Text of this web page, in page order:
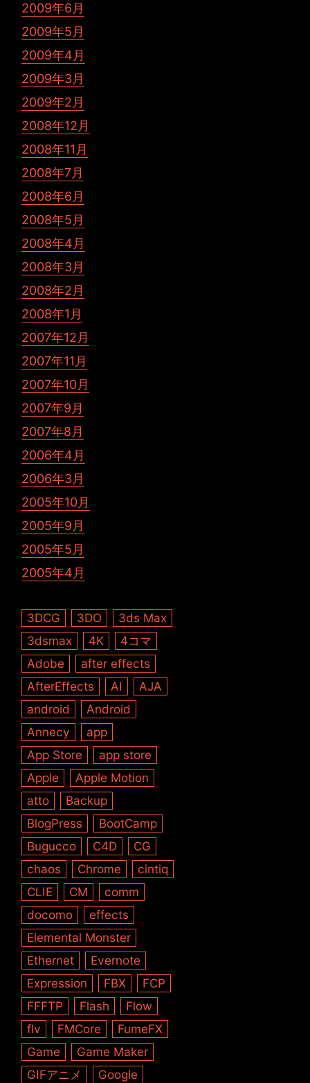
2009年6月
2009年5月
2009年4月
2009年3月
2009年2月
2008年12月
2008年11月
2008年7月
2008年6月
2008年5月
2008年4月
2008年3月
2008年2月
2008年1月
2007年12月
2007年11月
2007年10月
2007年9月
2007年8月
2006年4月
2006年3月
2005年10月
2005年9月
2005年5月
2005年4月
3DCG 3DO
3ds Max
3dsmax
4K
4コマ
Adobe
after effects
AfterEffects
AI
AJA
android
Android
Annecy
app
App Store
app store
Apple
Apple Motion
atto
Backup
BlogPress
BootCamp
Bugucco
C4D
CG
chaos
Chrome
cintiq
CLIE
CM
comm
docomo
effects
Elemental Monster
Ethernet
Evernote
Expression
FBX
FCP
FFFTP
Flash
Flow
flv
FMCore
FumeFX
Game
Game Maker
GIFアニメ
Google